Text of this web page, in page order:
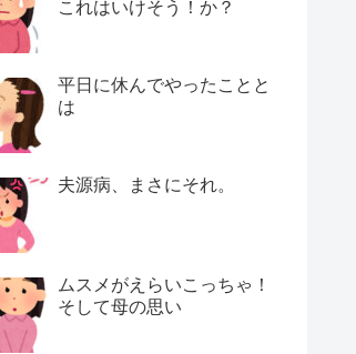
これはいけそう！か？
平日に休んでやったことと
は
夫源病、まさにそれ。
ムスメがえらいこっちゃ！
そして母の思い